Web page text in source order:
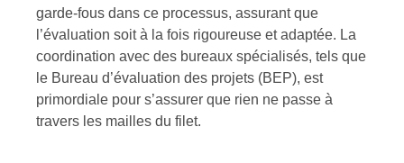
garde-fous dans ce processus, assurant que
l’évaluation soit à la fois rigoureuse et adaptée. La
coordination avec des bureaux spécialisés, tels que
le Bureau d’évaluation des projets (BEP), est
primordiale pour s’assurer que rien ne passe à
travers les mailles du filet.